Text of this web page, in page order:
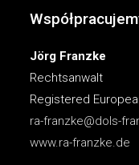
Jörg Franzke
Rechtsanwalt
Registered
ra-franzke@dols-
www.ra-franzke.de